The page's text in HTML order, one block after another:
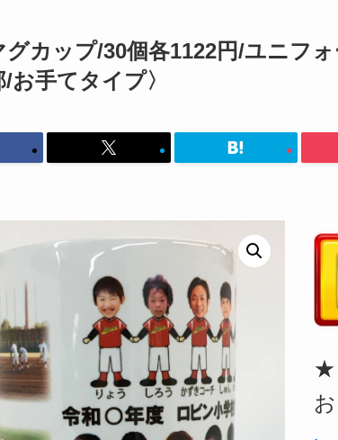
グカップ/30個各1122円/ユニフ
/お手てタイプ〉
★